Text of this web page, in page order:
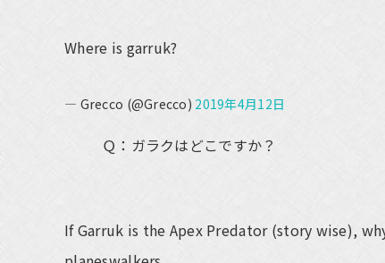
Where is garruk?
— Grecco (@Grecco) 2019年4月12日
Ｑ：ガラクはどこですか？
If Garruk is the Apex Predator (story wise),